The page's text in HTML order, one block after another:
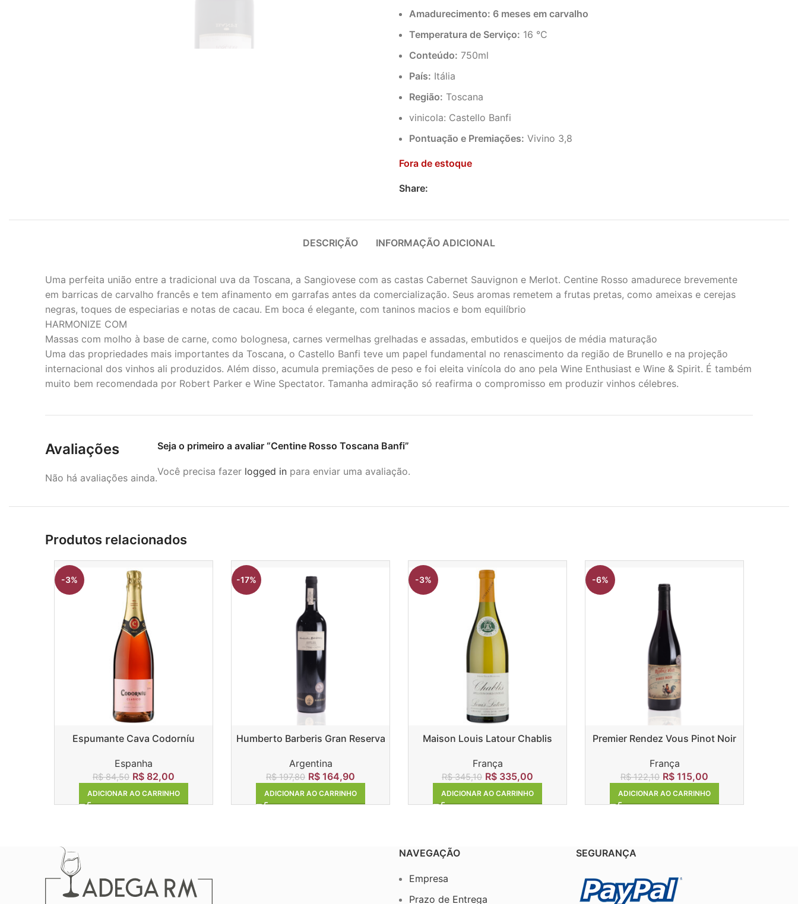
Amadurecimento: 6 meses em carvalho
Temperatura de Serviço: 16 °C
Conteúdo: 750ml
País: Itália
Região: Toscana
vinicola: Castello Banfi
Pontuação e Premiações: Vivino 3,8
Fora de estoque
Share:
DESCRIÇÃO INFORMAÇÃO ADICIONAL
Uma perfeita união entre a tradicional uva da Toscana, a Sangiovese com as castas Cabernet Sauvignon e Merlot. Centine Rosso amadurece brevemente
em barricas de carvalho francês e tem afinamento em garrafas antes da comercialização. Seus aromas remetem a frutas pretas, como ameixas e cerejas
negras, toques de especiarias e notas de cacau. Em boca é elegante, com taninos macios e bom equilíbrio
HARMONIZE COM
Massas com molho à base de carne, como bolognesa, carnes vermelhas grelhadas e assadas, embutidos e queijos de média maturação
Uma das propriedades mais importantes da Toscana, o Castello Banfi teve um papel fundamental no renascimento da região de Brunello e na projeção
internacional dos vinhos ali produzidos. Além disso, acumula premiações de peso e foi eleita vinícola do ano pela Wine Enthusiast e Wine & Spirit. É também
muito bem recomendada por Robert Parker e Wine Spectator. Tamanha admiração só reafirma o compromisso em produzir vinhos célebres.
Avaliações
Não há avaliações ainda.
Seja o primeiro a avaliar “Centine Rosso Toscana Banfi”
Você precisa fazer logged in para enviar uma avaliação.
Produtos relacionados
-3%
Espumante Cava Codorníu
Espanha
R$84,50 R$ 82,00
ADICIONAR AO CARRINHO
-17%
Humberto Barberis Gran Reserva
Argentina
R$197,80 R$ 164,90
ADICIONAR AO CARRINHO
-3%
Maison Louis Latour Chablis
França
R$345,10 R$ 335,00
ADICIONAR AO CARRINHO
-6%
Premier Rendez Vous Pinot Noir
França
R$122,10 R$ 115,00
ADICIONAR AO CARRINHO
NAVEGAÇÃO
Empresa
Prazo de Entrega
SEGURANÇA